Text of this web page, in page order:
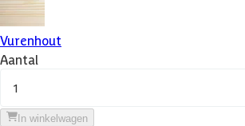
Vurenhout
Aantal
1
In winkelwagen